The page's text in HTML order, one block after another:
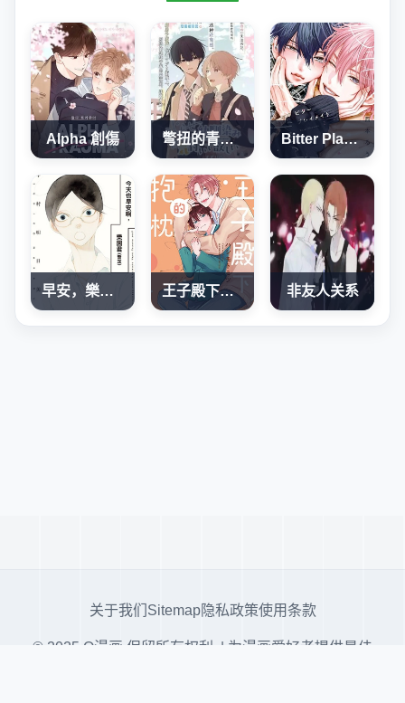
Alpha 創傷 彆扭的青梅竹馬想要被察覺 Bitter Playmate
早安，樂園君(暫定) 王子殿下的抱枕 非友人关系
关于我们 Sitemap隐私政策使用条款
© 2025 Q漫画 保留所有权利. | 为漫画爱好者提供最佳